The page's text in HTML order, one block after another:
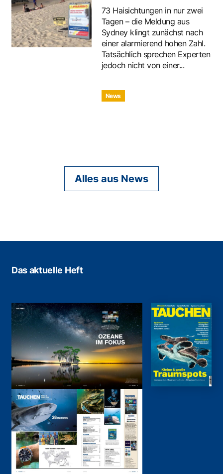
73 Haisichtungen in nur zwei
Tagen – die Meldung aus
Sydney klingt zunächst nach
einer alarmierend hohen Zahl.
Tatsächlich sprechen Experten
jedoch nicht von einer...
News
Alles aus News
Das aktuelle Heft